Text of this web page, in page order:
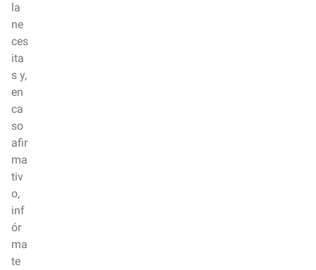
la
ne
ces
ita
s y,
en
ca
so
afir
ma
tiv
o,
inf
ór
ma
te